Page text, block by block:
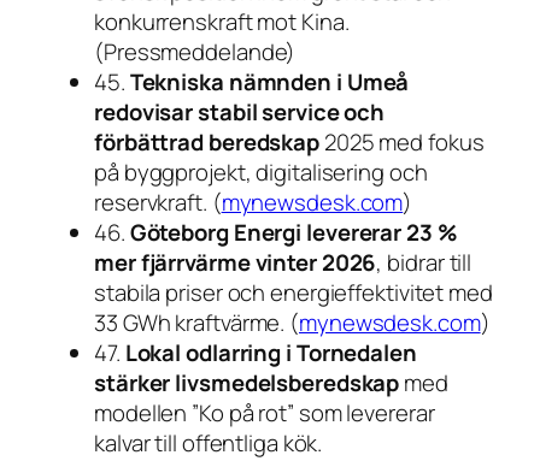
konkurrenskraft mot Kina.
(Pressmeddelande)
45.Tekniska nämnden i Umeå
redovisar stabil service och
förbättrad beredskap2025 med fokus
på byggprojekt, digitalisering och
reservkraft. (mynewsdesk.com)
46.Göteborg Energi levererar 23 %
mer fjärrvärme vinter 2026, bidrar till
stabila priser och energieffektivitet med
33 GWh kraftvärme. (mynewsdesk.com)
47. Lokal odlarring i Tornedalen
stärker livsmedelsberedskapmed
modellen ”Ko på rot” som levererar
kalvar till offentliga kök.